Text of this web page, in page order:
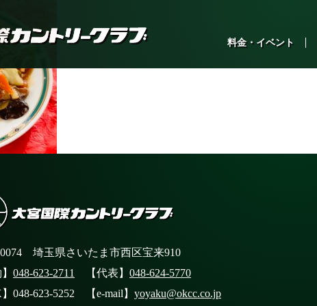
料金・イベント
0074 埼玉県さいたま市西区宝来910
048-623-2711 【代表】 048-624-5770
】048-623-5252 【e-mail】 yoyaku@okcc.co.jp